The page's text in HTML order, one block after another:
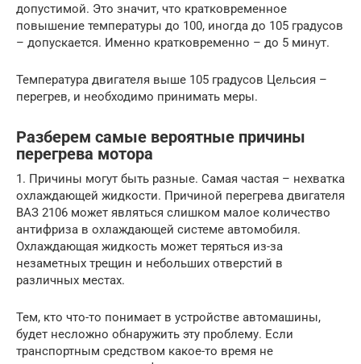
допустимой. Это значит, что кратковременное
повышение температуры до 100, иногда до 105 градусов
– допускается. Именно кратковременно – до 5 минут.
Температура двигателя выше 105 градусов Цельсия –
перегрев, и необходимо принимать меры.
Разберем самые вероятные причины
перегрева мотора
1. Причины могут быть разные. Самая частая – нехватка
охлаждающей жидкости. Причиной перегрева двигателя
ВАЗ 2106 может являться слишком малое количество
антифриза в охлаждающей системе автомобиля.
Охлаждающая жидкость может теряться из-за
незаметных трещин и небольших отверстий в
различных местах.
Тем, кто что-то понимает в устройстве автомашины,
будет несложно обнаружить эту проблему. Если
транспортным средством какое-то время не